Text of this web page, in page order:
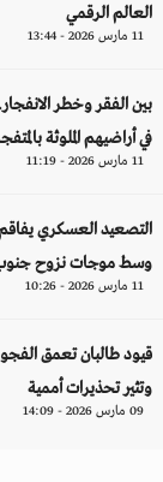
العالم الرقمي
11 مارس 2026 - 13:44
بين الفقر وخطر
في أراضيهم الملوثة
11 مارس 2026 - 11:19
التصعيد العسكري
وسط موجات نزوح جنوب
11 مارس 2026 - 10:26
قيود طالبان تعمق
وتثير تحذيرات أممية
09 مارس 2026 - 14:09